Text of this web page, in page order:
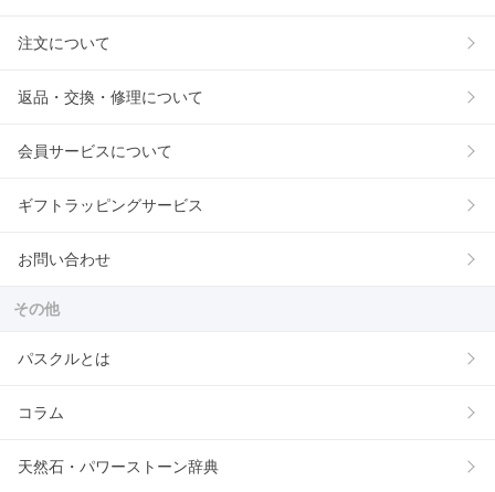
注文について
返品・交換・修理について
会員サービスについて
ギフトラッピングサービス
お問い合わせ
その他
パスクルとは
コラム
天然石・パワーストーン辞典